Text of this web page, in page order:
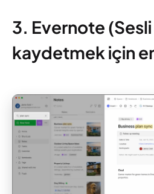
3. Evernote
kaydetmek için